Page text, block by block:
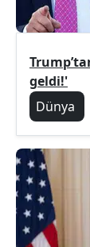
geldi!'
Dünya